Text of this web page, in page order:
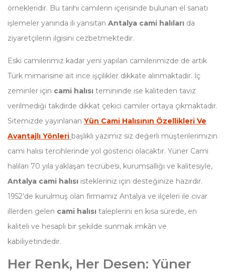
örnekleridir. Bu tarihi camilerin içerisinde bulunan el sanatı
işlemeler yanında ili yansıtan Antalya cami halıları da
ziyaretçilerin ilgisini cezbetmektedir.
Eski camilerimiz kadar yeni yapılan camilerimizde de artık
Türk mimarisine ait ince işçilikler dikkate alınmaktadır. İç
zeminler için cami halısı temininde ise kaliteden taviz
verilmediği takdirde dikkat çekici camiler ortaya çıkmaktadır.
Sitemizde yayınlanan Yün Cami Halısının Özellikleri Ve
Avantajlı Yönleri başlıklı yazımız siz değerli müşterilerimizin
cami halısı tercihlerinde yol gösterici olacaktır. Yüner Cami
halıları 70 yıla yaklaşan tecrübesi, kurumsallığı ve kalitesiyle,
Antalya cami halısı istekleriniz için desteğinize hazırdır.
1952’de kurulmuş olan firmamız Antalya ve ilçeleri ile civar
illerden gelen cami halısı taleplerini en kısa sürede, en
kaliteli ve hesaplı bir şekilde sunmak imkân ve
kabiliyetindedir.
Her Renk, Her Desen: Yüner